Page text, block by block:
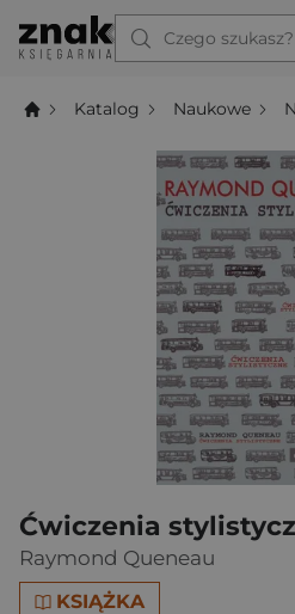
Czego szukasz?
Katalog Naukowe
Ćwiczenia
Raymond Queneau
KSIĄŻKA